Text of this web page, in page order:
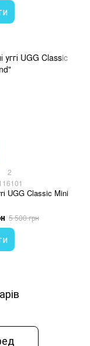
2
UGG Classic Mini
5 500 грн